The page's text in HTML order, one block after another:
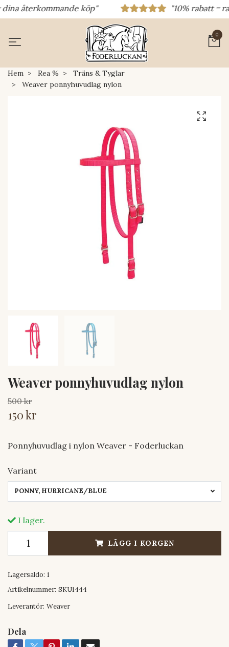
återkommande köp" "10% rabatt =
0
Hem Rea %
Träns & Tyglar
Weaver ponnyhuvudlag nylon
Weaver ponnyhuvudlag nylon
500 kr
150 kr
Ponnyhuvudlag i nylon Weaver - Foderluckan
Variant
PONNY, HURRICANE/BLUE
I lager.
LÄGG I KORGEN
Lagersaldo: 1
Artikelnummer: SKU1444
Leverantör: Weaver
Dela